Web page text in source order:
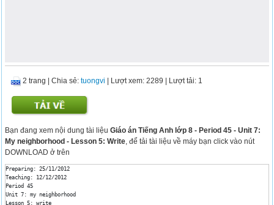
2 trang |Chia sẻ:tuongvi | Lượt xem: 2289 | Lượt tải: 1
Bạn đang xem nội dung tài liệuGiáo án Tiếng Anh lớp 8 - Period 45 - Unit 7:
My neighborhood - Lesson 5: Write , để tải tài liệu về máy bạn click vào nút
DOWNLOAD ở trên
Preparing: 25/11/2012
Teaching: 12/12/2012
Period 45
Unit 7: my neighborhood
Lesson 5: write